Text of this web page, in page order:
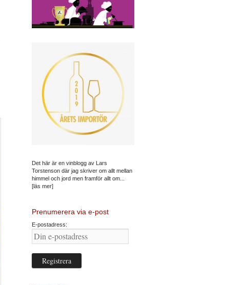
Det här är en vinblogg av Lars
Torstenson där jag skriver om allt mellan
himmel och jord men framför allt om...
[läs mer]
Prenumerera via e-post
E-postadress: